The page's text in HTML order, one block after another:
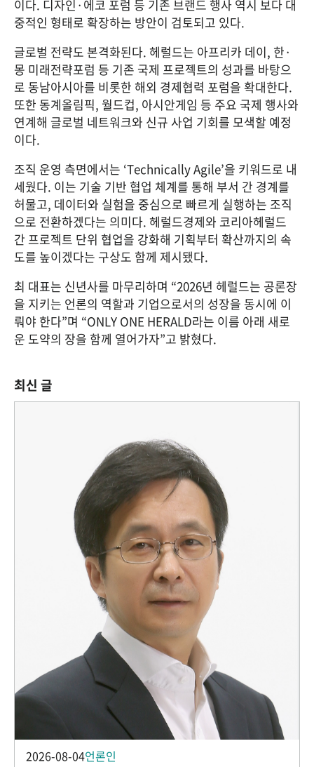
이다. 디자인·에코 포럼 등 기존 브랜드 행사 역시 보다 대
중적인 형태로 확장하는 방안이 검토되고 있다.
글로벌 전략도 본격화된다. 헤럴드는 아프리카 데이, 한·
몽 미래전략포럼 등 기존 국제 프로젝트의 성과를 바탕으
로 동남아시아를 비롯한 해외 경제협력 포럼을 확대한다.
또한 동계올림픽, 월드컵, 아시안게임 등 주요 국제 행사와
연계해 글로벌 네트워크와 신규 사업 기회를 모색할 예정
이다.
조직 운영 측면에서는 ‘Technically Agile’을 키워드로 내
세웠다. 이는 기술 기반 협업 체계를 통해 부서 간 경계를
허물고, 데이터와 실험을 중심으로 빠르게 실행하는 조직
으로 전환하겠다는 의미다. 헤럴드경제와 코리아헤럴드
간 프로젝트 단위 협업을 강화해 기획부터 확산까지의 속
도를 높이겠다는 구상도 함께 제시됐다.
최 대표는 신년사를 마무리하며 “2026년 헤럴드는 공론장
을 지키는 언론의 역할과 기업으로서의 성장을 동시에 이
뤄야 한다”며 “ONLY ONE HERALD라는 이름 아래 새로
운 도약의 장을 함께 열어가자”고 밝혔다.
최신 글
2026-08-04언론인